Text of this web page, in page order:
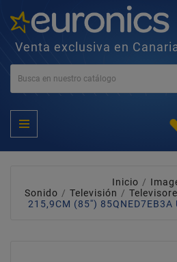
Venta exclusiva en
Inicio
Sonido
Televisión
215,9CM (85'') 85QNED7EB3A